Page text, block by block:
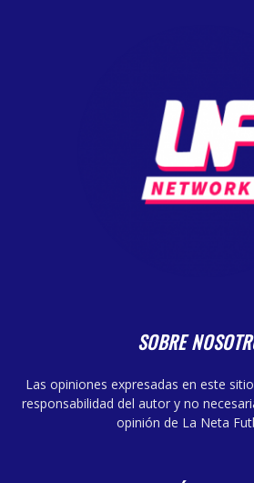
SOBRE
Las opiniones expresadas en este
responsabilidad del autor y no
opinión de La Neta